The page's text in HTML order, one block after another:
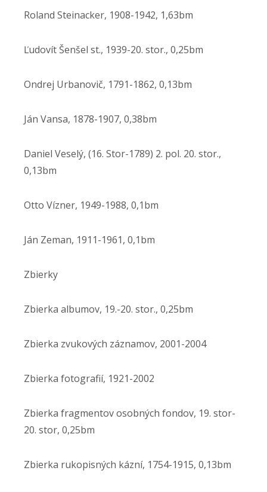
Roland Steinacker, 1908-1942, 1,63bm
Ľudovít Šenšel st., 1939-20. stor., 0,25bm
Ondrej Urbanovič, 1791-1862, 0,13bm
Ján Vansa, 1878-1907, 0,38bm
Daniel Veselý, (16. Stor-1789) 2. pol. 20. stor.,
0,13bm
Otto Vízner, 1949-1988, 0,1bm
Ján Zeman, 1911-1961, 0,1bm
Zbierky
Zbierka albumov, 19.-20. stor., 0,25bm
Zbierka zvukových záznamov, 2001-2004
Zbierka fotografií, 1921-2002
Zbierka fragmentov osobných fondov, 19. stor-
20. stor, 0,25bm
Zbierka rukopisných kázní, 1754-1915, 0,13bm